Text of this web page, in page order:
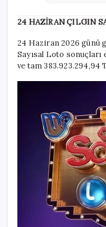
24 HAZİRAN ÇILGIN
24 Haziran 2026 günü
Sayısal Loto sonuçları
ve tam